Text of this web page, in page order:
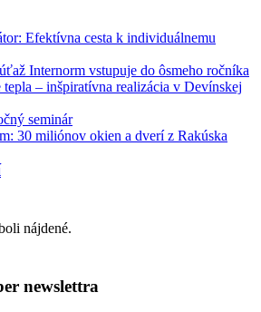
Efektívna cesta k individuálnemu
Internorm vstupuje do ôsmeho ročníka
tepla – inšpiratívna realizácia v Devínskej
seminár
30 miliónov okien a dverí z Rakúska
nájdené.
newslettra